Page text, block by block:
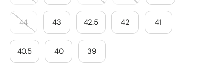
44 43 42.5 42 41
40.5 40 39